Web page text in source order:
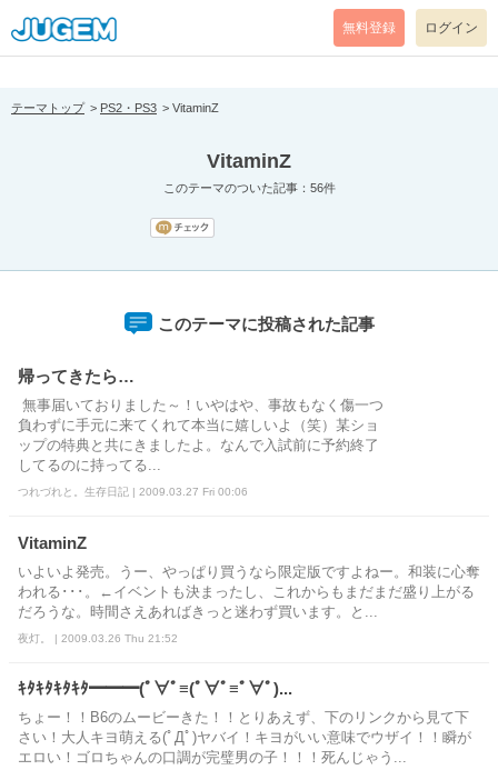
[pear_error: message="Success" code=0 mode=return level=notice
prefix="" info=""]
無料登録 ログイン
テーマトップ PS2・PS3 VitaminZ
VitaminZ
このテーマのついた記事：56件
このテーマに投稿された記事
帰ってきたら…
無事届いておりました～！いやはや、事故もなく傷一つ
負わずに手元に来てくれて本当に嬉しいよ（笑）某ショ
ップの特典と共にきましたよ。なんで入試前に予約終了
してるのに持ってる...
つれづれと。生存日記 | 2009.03.27 Fri 00:06
VitaminZ
いよいよ発売。うー、やっぱり買うなら限定版ですよねー。和装に心奪
われる･･･。←イベントも決まったし、これからもまだまだ盛り上がる
だろうな。時間さえあればきっと迷わず買います。と...
夜灯。 | 2009.03.26 Thu 21:52
ｷﾀｷﾀｷﾀｷﾀ━━━(ﾟ∀ﾟ≡(ﾟ∀ﾟ≡ﾟ∀ﾟ)...
ちょー！！B6のムービーきた！！とりあえず、下のリンクから見て下
さい！大人キヨ萌える(ﾟДﾟ)ヤバイ！キヨがいい意味でウザイ！！瞬が
エロい！ゴロちゃんの口調が完璧男の子！！！死んじゃう...